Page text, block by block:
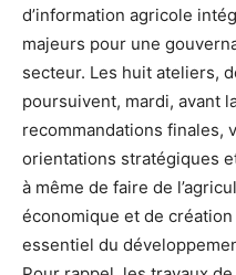
d’information agricole
majeurs pour une
secteur. Les huit ateliers,
poursuivent, mardi, avant
recommandations finales,
orientations stratégiques
à même de faire de
économique et de
essentiel du